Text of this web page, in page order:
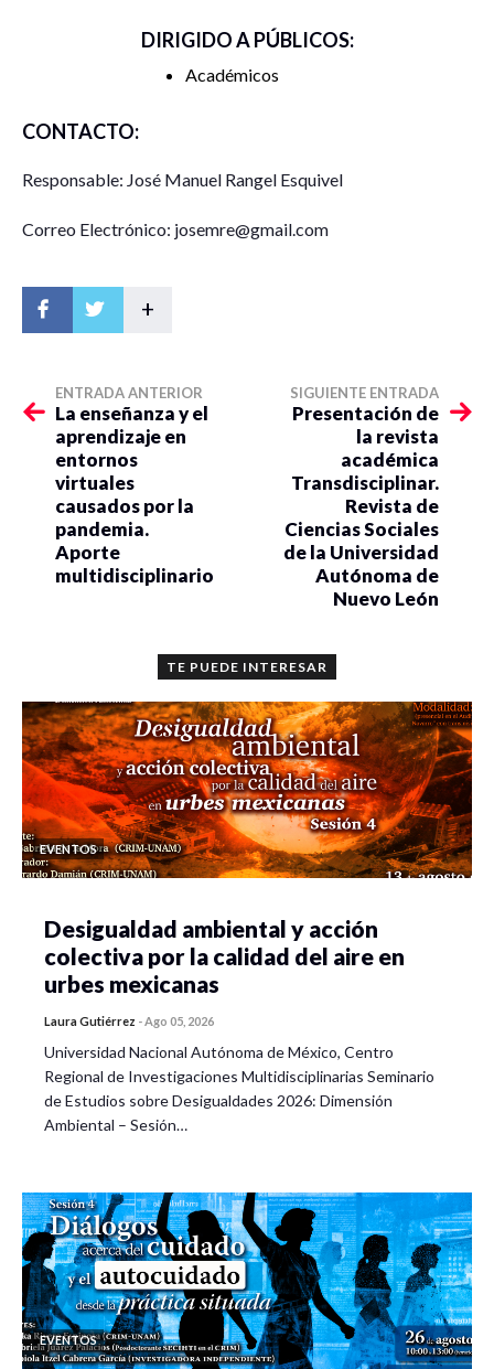
DIRIGIDO A PÚBLICOS:
Académicos
CONTACTO:
Responsable: José Manuel Rangel Esquivel
Correo Electrónico: josemre@gmail.com
+
ENTRADA ANTERIOR
La enseñanza y el
aprendizaje en
entornos
virtuales
causados por la
pandemia.
Aporte
multidisciplinario
SIGUIENTE ENTRADA
Presentación de
la revista
académica
Transdisciplinar.
Revista de
Ciencias Sociales
de la Universidad
Autónoma de
Nuevo León
TE PUEDE INTERESAR
EVENTOS
Desigualdad ambiental y acción
colectiva por la calidad del aire en
urbes mexicanas
Laura Gutiérrez -Ago 05, 2026
Universidad Nacional Autónoma de México, Centro
Regional de Investigaciones Multidisciplinarias Seminario
de Estudios sobre Desigualdades 2026: Dimensión
Ambiental – Sesión…
EVENTOS